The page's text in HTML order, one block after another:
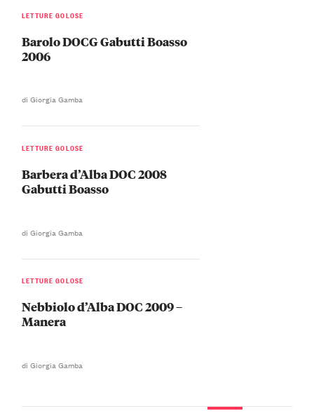
LETTURE GOLOSE
Barolo DOCG Gabutti Boasso
2006
di Giorgia Gamba
LETTURE GOLOSE
Barbera d’Alba DOC 2008
Gabutti Boasso
di Giorgia Gamba
LETTURE GOLOSE
Nebbiolo d’Alba DOC 2009 –
Manera
di Giorgia Gamba